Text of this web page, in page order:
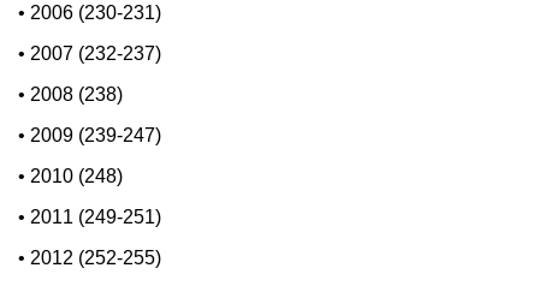
• 2006 (230-231)
• 2007 (232-237)
• 2008 (238)
• 2009 (239-247)
• 2010 (248)
• 2011 (249-251)
• 2012 (252-255)